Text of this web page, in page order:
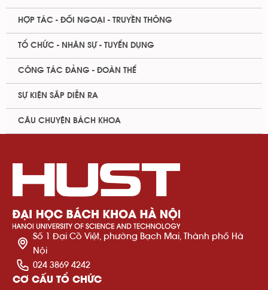
HỢP TÁC - ĐỐI NGOẠI - TRUYỀN THÔNG
TỔ CHỨC - NHÂN SỰ - TUYỂN DỤNG
CÔNG TÁC ĐẢNG - ĐOÀN THỂ
SỰ KIỆN SẮP DIỄN RA
CÂU CHUYỆN BÁCH KHOA
Số 1 Đại Cồ Việt, phường Bạch Mai, Thành phố Hà
Nội
024 3869 4242
CƠ CẤU TỔ CHỨC